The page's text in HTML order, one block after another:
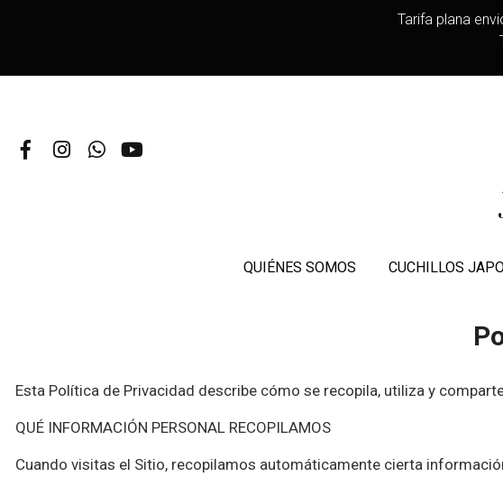
Tarifa plana
QUIÉNES SOMOS CUCHILLOS
Esta Política de Privacidad describe cómo se recopila, utiliza y
QUÉ INFORMACIÓN PERSONAL RECOPILAMOS
Cuando visitas el Sitio, recopilamos automáticamente cierta